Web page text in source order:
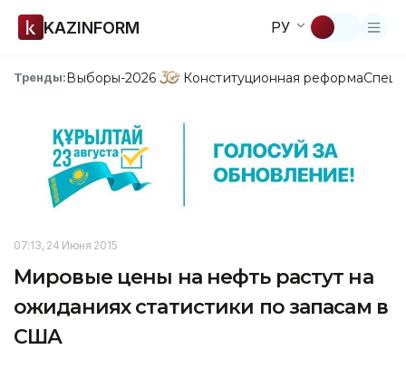
KAZINFORM РУ
Тренды:Выборы-2026 Конституционная реформа
07:13, 24 Июня 2015
Мировые цены на нефть растут на
ожиданиях статистики по запасам в
США